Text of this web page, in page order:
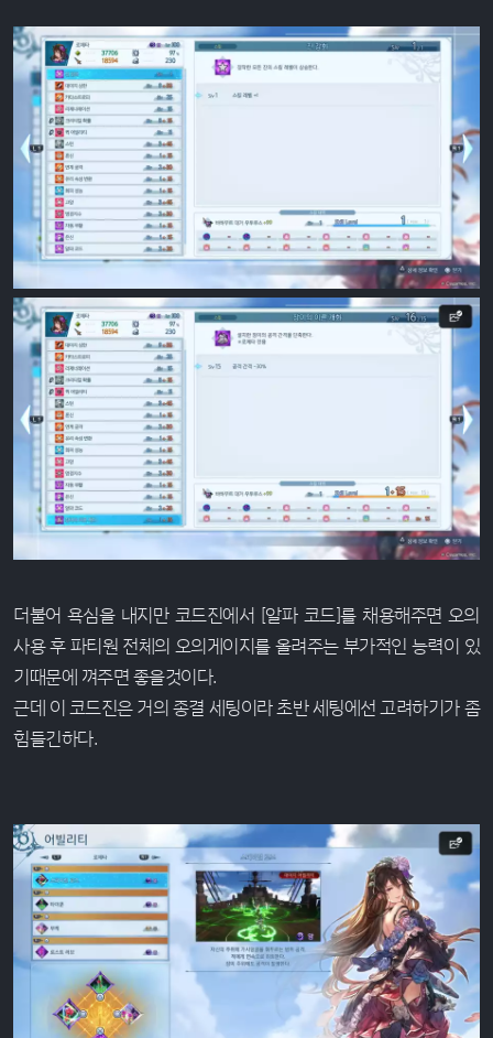
더불어 욕심을 내지만 코드진에서 [알파 코드]를 채용해주면 오의
사용 후 파티원 전체의 오의게이지를 올려주는 부가적인 능력이 있
기때문에 껴주면 좋을것이다.
근데 이 코드진은 거의 종결 세팅이라 초반 세팅에선 고려하기가 좀
힘들긴하다.